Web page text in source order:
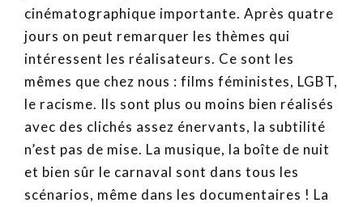
cinématographique importante. Après quatre
jours on peut remarquer les thèmes qui
intéressent les réalisateurs. Ce sont les
mêmes que chez nous : films féministes, LGBT,
le racisme. Ils sont plus ou moins bien réalisés
avec des clichés assez énervants, la subtilité
n’est pas de mise. La musique, la boîte de nuit
et bien sûr le carnaval sont dans tous les
scénarios, même dans les documentaires ! La